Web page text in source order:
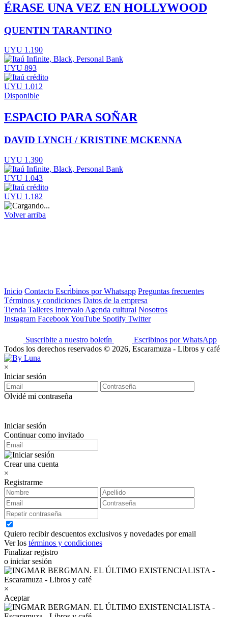
ÉRASE UNA VEZ EN HOLLYWOOD
QUENTIN TARANTINO
UYU 1.190
UYU 893
UYU 1.012
Disponible
ESPACIO PARA SOÑAR
DAVID LYNCH / KRISTINE MCKENNA
UYU 1.390
UYU 1.043
UYU 1.182
Volver arriba
Inicio Contacto Escribinos por Whatsapp Preguntas frecuentes
Términos y condiciones Datos de la empresa
Tienda Talleres Intervalo Agenda cultural Nosotros
Instagram FacebookYouTube Spotify Twitter
Suscribite a nuestro boletín
Escribinos por WhatsApp
Todos los derechos reservados © 2026, Escaramuza - Libros y café
×
Iniciar sesión
Olvidé mi contraseña
Iniciar sesión
Continuar como invitado
Crear una cuenta
×
Registrarme
Quiero recibir descuentos exclusivos y novedades por email
Ver los términos y condiciones
Finalizar registro
o iniciar sesión
×
Aceptar